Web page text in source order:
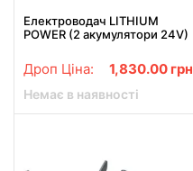
Електроводач LITHIUM
POWER (2 акумулятори 24V)
Дроп Ціна: 1,830.00 грн
Немає в наявності